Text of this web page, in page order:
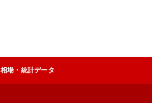
相場・統計データ